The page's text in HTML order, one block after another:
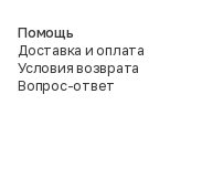
Помощь
Доставка и оплата
Условия возврата
Вопрос-ответ